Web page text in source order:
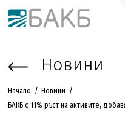
Към основното съдържание
Новини
Начало
Новини
БАКБ с 11% ръст на активите,